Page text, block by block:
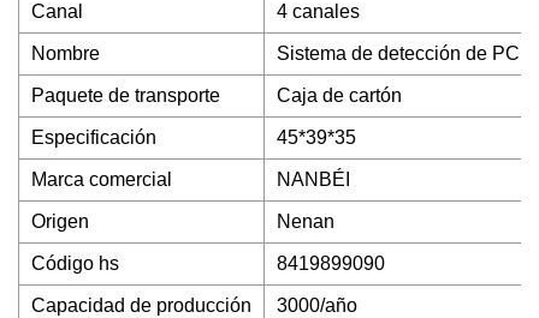
Canal 4 canales
Nombre Sistema de detección de
Paquete de transporte Caja de cartón
Especificación 45*39*35
Marca comercial NANBÉI
Origen Nenan
Código hs 8419899090
Capacidad de producción 3000/año